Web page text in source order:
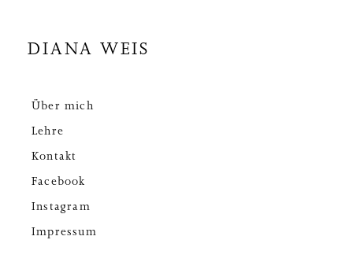
DIANA WEIS
Über mich
Lehre
Kontakt
Facebook
Instagram
Impressum